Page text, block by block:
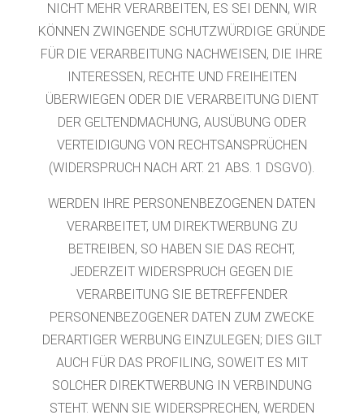
NICHT MEHR VERARBEITEN, ES SEI DENN, WIR
KÖNNEN ZWINGENDE SCHUTZWÜRDIGE GRÜNDE
FÜR DIE VERARBEITUNG NACHWEISEN, DIE IHRE
INTERESSEN, RECHTE UND FREIHEITEN
ÜBERWIEGEN ODER DIE VERARBEITUNG DIENT
DER GELTENDMACHUNG, AUSÜBUNG ODER
VERTEIDIGUNG VON RECHTSANSPRÜCHEN
(WIDERSPRUCH NACH ART. 21 ABS. 1 DSGVO).
WERDEN IHRE PERSONENBEZOGENEN DATEN
VERARBEITET, UM DIREKTWERBUNG ZU
BETREIBEN, SO HABEN SIE DAS RECHT,
JEDERZEIT WIDERSPRUCH GEGEN DIE
VERARBEITUNG SIE BETREFFENDER
PERSONENBEZOGENER DATEN ZUM ZWECKE
DERARTIGER WERBUNG EINZULEGEN; DIES GILT
AUCH FÜR DAS PROFILING, SOWEIT ES MIT
SOLCHER DIREKTWERBUNG IN VERBINDUNG
STEHT. WENN SIE WIDERSPRECHEN, WERDEN